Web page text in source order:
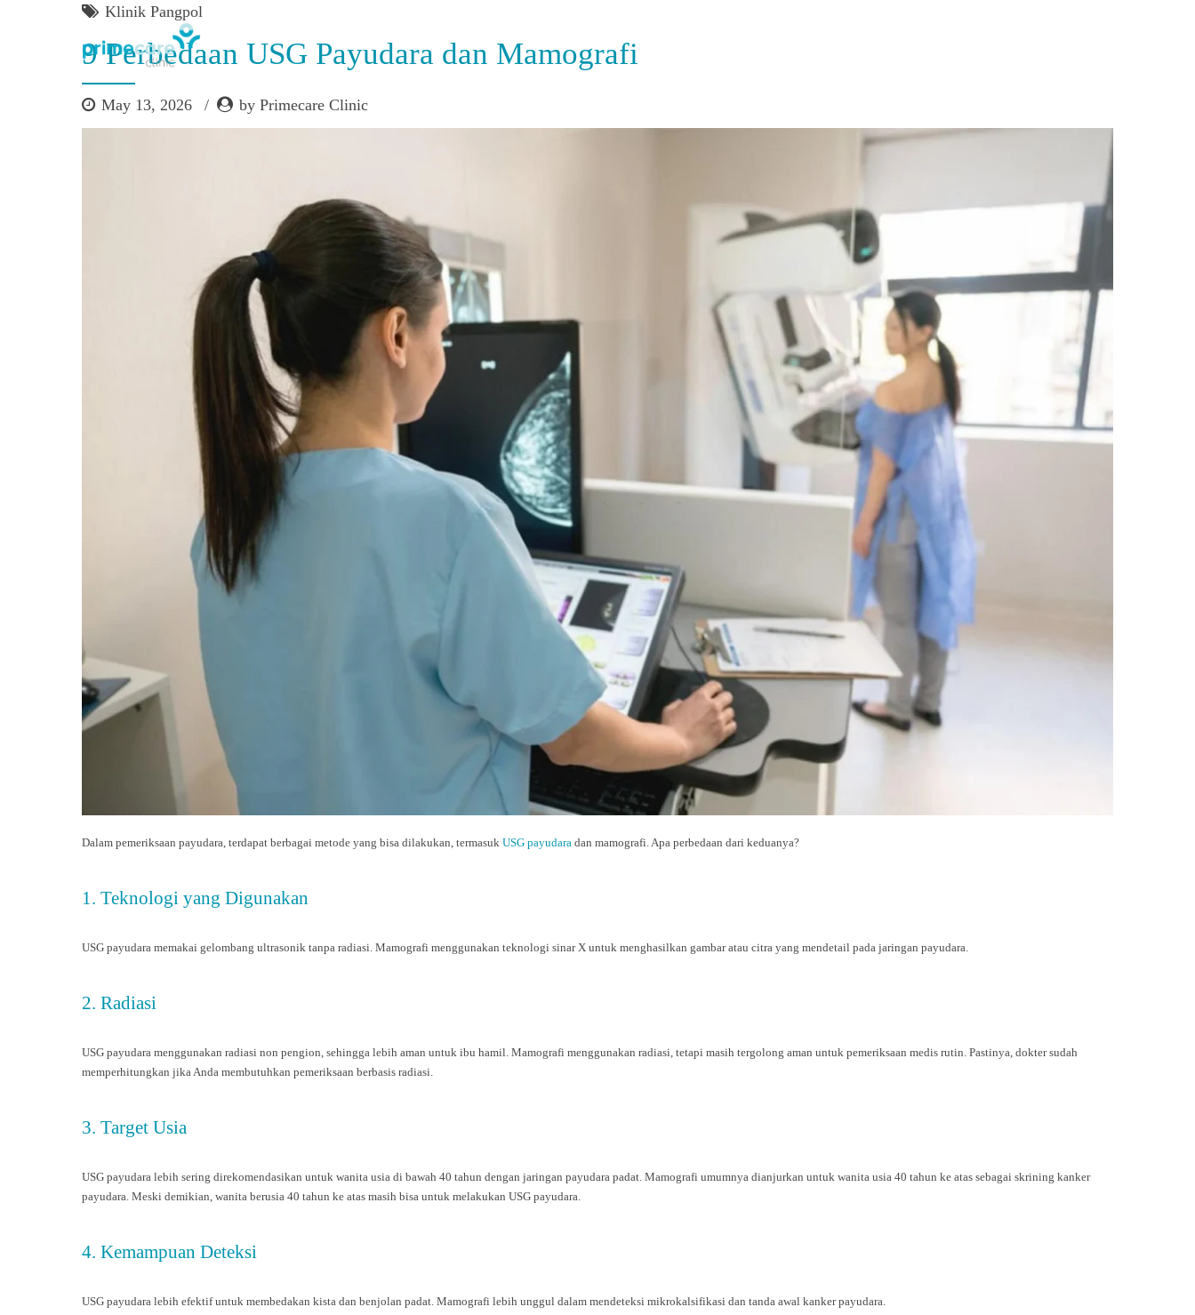
Klinik Pangpol
9 Perbedaan USG Payudara dan Mamografi
May 13, 2026 by Primecare Clinic
Dalam pemeriksaan payudara, terdapat berbagai metode yang bisa dilakukan, termasuk USG payudara dan mamografi. Apa perbedaan dari keduanya?
1. Teknologi yang Digunakan
USG payudara memakai gelombang ultrasonik tanpa radiasi. Mamografi menggunakan teknologi sinar X untuk menghasilkan gambar atau citra yang mendetail pada jaringan payudara.
2. Radiasi
USG payudara menggunakan radiasi non pengion, sehingga lebih aman untuk ibu hamil. Mamografi menggunakan radiasi, tetapi masih tergolong aman untuk pemeriksaan medis rutin. Pastinya, dokter sudah
memperhitungkan jika Anda membutuhkan pemeriksaan berbasis radiasi.
3. Target Usia
USG payudara lebih sering direkomendasikan untuk wanita usia di bawah 40 tahun dengan jaringan payudara padat. Mamografi umumnya dianjurkan untuk wanita usia 40 tahun ke atas sebagai skrining kanker
payudara. Meski demikian, wanita berusia 40 tahun ke atas masih bisa untuk melakukan USG payudara.
4. Kemampuan Deteksi
USG payudara lebih efektif untuk membedakan kista dan benjolan padat. Mamografi lebih unggul dalam mendeteksi mikrokalsifikasi dan tanda awal kanker payudara.